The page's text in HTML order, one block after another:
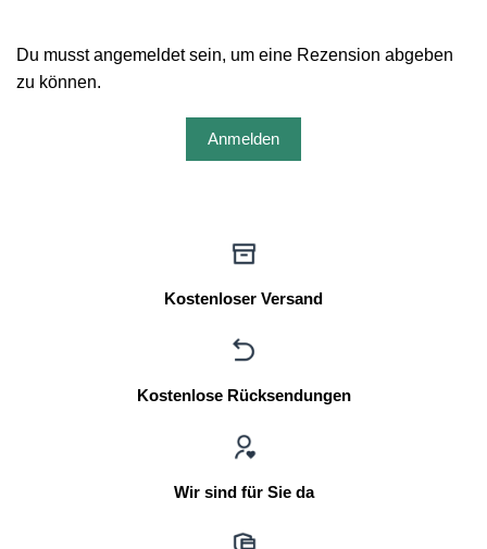
Du musst angemeldet sein, um eine Rezension abgeben
zu können.
Anmelden
Kostenloser Versand
Kostenlose Rücksendungen
Wir sind für Sie da